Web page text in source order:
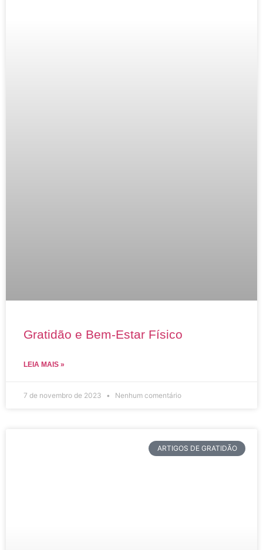
Gratidão e Bem-Estar Físico
LEIA MAIS »
7 de novembro de 2023 Nenhum comentário
ARTIGOS DE GRATIDÃO